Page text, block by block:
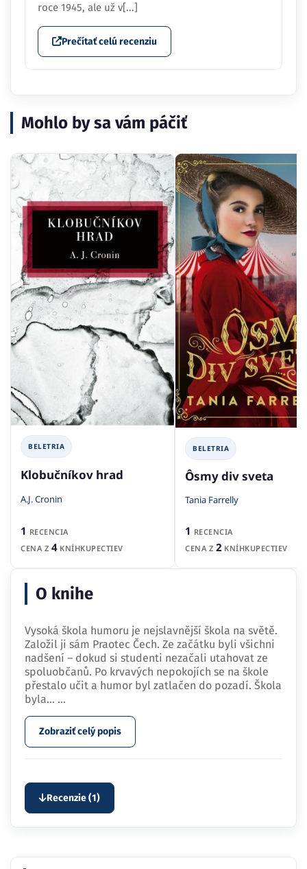
roce 1945, ale už v[...]
Prečítať celú recenziu
Mohlo by sa vám páčiť
BELETRIA
Klobučníkov hrad
A.J. Cronin
1 RECENCIA
CENA Z 4KNÍHKUPECTIEV
BELETRIA
Ôsmy div sveta
Tania Farrelly
1 RECENCIA
CENA Z 2 KNÍHKUPECTIEV
O knihe
Vysoká škola humoru je nejslavnější škola na světě.
Založil ji sám Praotec Čech. Ze začátku byli všichni
nadšení – dokud si studenti nezačali utahovat ze
spoluobčanů. Po krvavých nepokojích se na škole
přestalo učit a humor byl zatlačen do pozadí. Škola
byla… ...
Zobraziť celý popis
Recenzie (1)